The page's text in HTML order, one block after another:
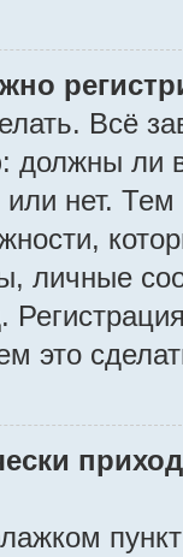
Всё
должны ли
нет.
личные
это